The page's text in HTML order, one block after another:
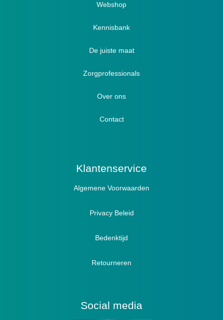
Webshop
Verbandschoenen / Verbandsloffen
Luxe verbandschoenen / stretch (Hallux)
Diabetici
Winterboots
Lymph / Oedeem
Actief
Pantoffels
Sandalen
Kennisbank
Diabetici
Oedeem
Hallux Valgus
Hamertenen
De juiste maat
Zorgprofessionals
Over ons
Contact
Klantenservice
Algemene Voorwaarden
Privacy Beleid
Bedenktijd
Retourneren
Social media